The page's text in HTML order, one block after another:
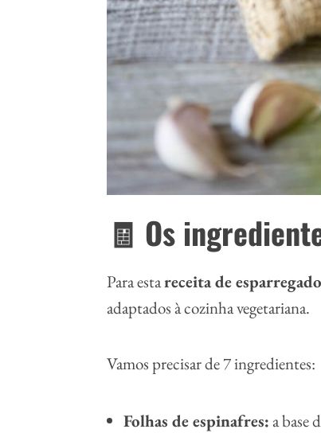
🧾 Os
Para estareceita de
adaptados à cozinha vegetariana.
Vamos precisar de 7 ingredientes:
Folhas de espinafres:a base